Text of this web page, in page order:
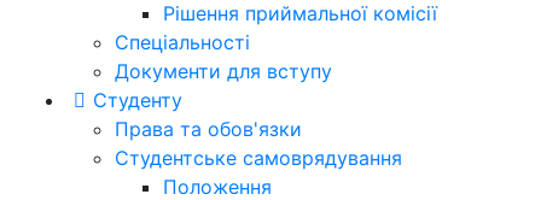
Рішення приймальної комісії
Спеціальності
Документи для вступу
Студенту
Права та обов'язки
Студентське самоврядування
Положення